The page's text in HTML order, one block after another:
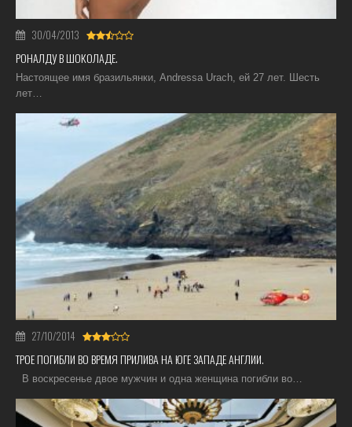
30/04/2013
РОНАЛДУ В ШОКОЛАДЕ.
Настоящее имя бразильянки, Andressa Urach, ей 27 лет. Шесть
лет…
27/10/2014
ТРОЕ ПОГИБЛИ ВО ВРЕМЯ ПРИЛИВА НА ЮГЕ ЗАПАДЕ АНГЛИИ.
В воскресенье двое мужчин и одна женщина погибли во…